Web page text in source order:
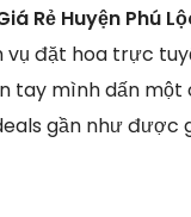
Rẻ Huyện Phú
đặt hoa trực
tay mình dấn
gần như được